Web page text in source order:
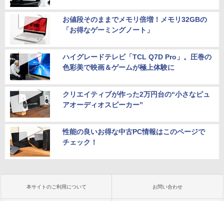
お値段そのままでメモリ倍増！メモリ32GBの
「お得なゲーミングノート」
ハイグレードテレビ「TCL Q7D Pro」。圧巻の
色彩美で映画＆ゲームが極上体験に
クリエイティブが作った2万円台の“小さなピュ
アオーディオスピーカー”
性能の良いお得な中古PC情報はこのページで
チェック！
本サイトのご利用について お問い合わせ